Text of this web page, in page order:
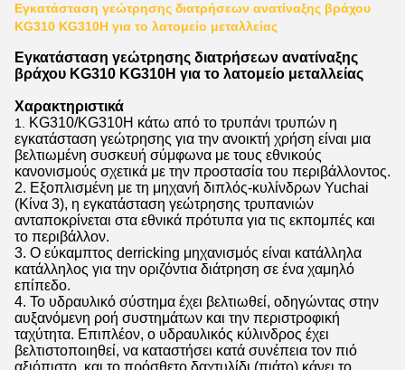
Εγκατάσταση γεώτρησης διατρήσεων ανατίναξης βράχου
KG310 KG310H για το λατομείο μεταλλείας
Εγκατάσταση γεώτρησης διατρήσεων ανατίναξης
βράχου KG310 KG310H για το λατομείο μεταλλείας
Χαρακτηριστικά
1.
KG310/KG310H κάτω από το τρυπάνι τρυπών η
εγκατάσταση γεώτρησης για την ανοικτή χρήση είναι μια
βελτιωμένη συσκευή σύμφωνα με τους εθνικούς
κανονισμούς σχετικά με την προστασία του περιβάλλοντος.
2. Εξοπλισμένη με τη μηχανή διπλός-κυλίνδρων Yuchai
(Κίνα 3), η εγκατάσταση γεώτρησης τρυπανιών
ανταποκρίνεται στα εθνικά πρότυπα για τις εκπομπές και
το περιβάλλον.
3. Ο εύκαμπτος derricking μηχανισμός είναι κατάλληλα
κατάλληλος για την οριζόντια διάτρηση σε ένα χαμηλό
επίπεδο.
4. Το υδραυλικό σύστημα έχει βελτιωθεί, οδηγώντας στην
αυξανόμενη ροή συστημάτων και την περιστροφική
ταχύτητα. Επιπλέον, ο υδραυλικός κύλινδρος έχει
βελτιστοποιηθεί, να καταστήσει κατά συνέπεια τον πιό
αξιόπιστο, και το πρόσθετο δαχτυλίδι (πιάτο) κάνει το